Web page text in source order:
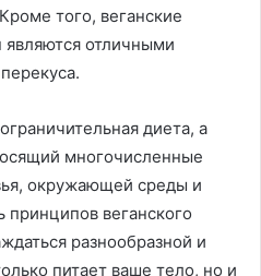
того, веганские
отличными
диета, а
многочисленные
окружающей среды и
веганского
разнообразной и
питает ваше тело, но и